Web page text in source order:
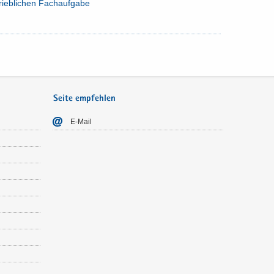
Fach­auf­ga­be
Seite empfehlen
E-​Mail